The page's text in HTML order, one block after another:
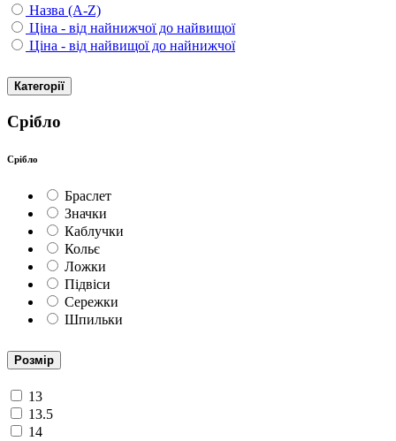
Назва (A-Z)
Ціна - від найнижчої до найвищої
Ціна - від найвищої до найнижчої
Категорії
Срібло
Срібло
Браслет
Значки
Каблучки
Кольє
Ложки
Підвіси
Сережки
Шпильки
Розмір
13
13.5
14